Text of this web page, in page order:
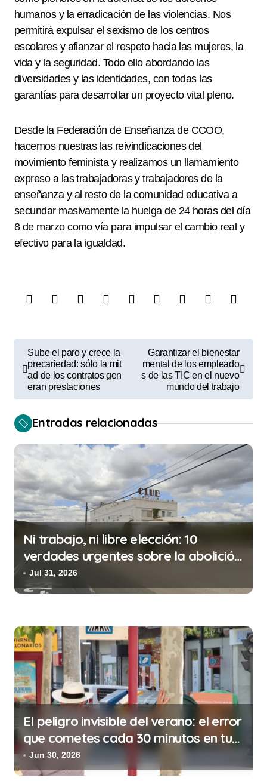
humanos y la erradicación de las violencias. Nos
permitirá expulsar el sexismo de los centros
escolares y afianzar el respeto hacia las mujeres, la
vida y la seguridad. Todo ello abordando las
diversidades y las identidades, con todas las
garantías para desarrollar un proyecto vital pleno.
Desde la Federación de Enseñanza de CCOO,
hacemos nuestras las reivindicaciones del
movimiento feminista y realizamos un llamamiento
expreso a las trabajadoras y trabajadores de la
enseñanza y al resto de la comunidad educativa a
secundar masivamente la huelga de 24 horas del día
8 de marzo como vía para impulsar el cambio real y
efectivo para la igualdad.
a
g
a
c
i
ó
n
d
e
e
t
r
a
d
a
s
Sube el paro y crece la
precariedad: sólo la mit
ad de los contratos gen
eran prestaciones
Garantizar el bienestar
mental de los empleado
s de las TIC en el nuevo
mundo del trabajo
Entradas relacionadas
Ni trabajo, ni libre elección: 10
verdades urgentes sobre la abolición
de la prostitución
Jul 31, 2026
El peligro invisible del verano: el error
que cometes cada 30 minutos en tu
trabajo (y la ilegalidad que te puede
costar la vida)
Jun 30, 2026